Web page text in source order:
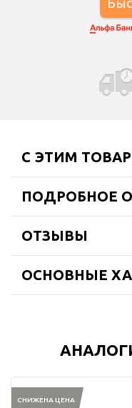
C ЭТИМ
ПОДРОБНОЕ
ОТЗЫВЫ
ОСНОВНЫЕ
СНИЖЕНА ЦЕНА